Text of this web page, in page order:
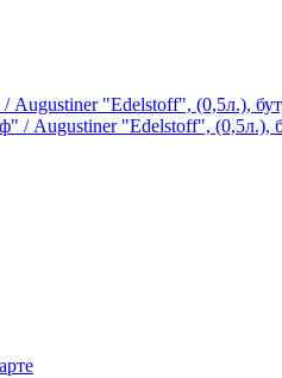
"Edelstoff", (0,5л.), бут,